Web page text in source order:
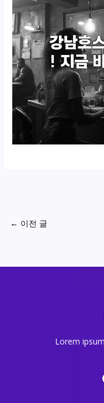
← 이전 글
Lorem